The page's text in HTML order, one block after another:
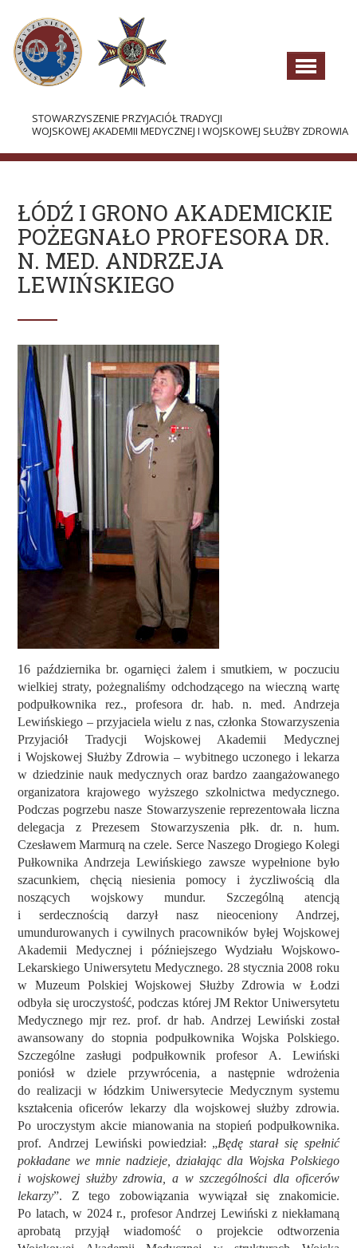
STOWARZYSZENIE PRZYJACIÓŁ TRADYCJI
WOJSKOWEJ AKADEMII MEDYCZNEJ I WOJSKOWEJ SŁUŻBY ZDROWIA
O STOWARZYSZENIU
WŁADZE
DOKUMENTY
PARTNERZY
KONTAKT
ŁÓDŹ I GRONO AKADEMICKIE
POŻEGNAŁO PROFESORA DR.
N. MED. ANDRZEJA
LEWIŃSKIEGO
16 października br.ogarnięci żalem i smutkiem, w poczuciu
wielkiej straty, pożegnaliśmy odchodzącego na wieczną wartę
podpułkownika rez., profesora dr. hab. n. med. Andrzeja
Lewińskiego –przyjaciela wielu z nas,członka Stowarzyszenia
Przyjaciół Tradycji Wojskowej Akademii Medycznej
i Wojskowej Służby Zdrowia – wybitnego uczonego i lekarza
w dziedzinie nauk medycznych oraz bardzo zaangażowanego
organizatora krajowego wyższego szkolnictwa medycznego.
Podczas pogrzebu nasze Stowarzyszenie reprezentowała liczna
delegacja z Prezesem Stowarzyszenia płk. dr. n. hum.
Czesławem Marmurą na czele. Serce Naszego Drogiego Kolegi
Pułkownika Andrzeja Lewińskiego zawsze wypełnione było
szacunkiem, chęcią niesienia pomocy i życzliwością dla
noszących wojskowy mundur. Szczególną atencją
i serdecznością darzył nasz nieoceniony Andrzej,
umundurowanych i cywilnych pracowników byłej Wojskowej
Akademii Medycznej i późniejszego Wydziału Wojskowo-
Lekarskiego Uniwersytetu Medycznego. 28 stycznia 2008 roku
w Muzeum Polskiej Wojskowej Służby Zdrowia w Łodzi
odbyła się uroczystość, podczas której JM Rektor Uniwersytetu
Medycznego mjr rez. prof. dr hab. Andrzej Lewiński został
awansowany do stopnia podpułkownikaWojska Polskiego.
Szczególne zasługi podpułkownik profesor
A. Lewiński
poniósł
w dziele przywrócenia, a następnie wdrożenia
do realizacji w łódzkim Uniwersytecie Medycznym systemu
kształcenia oficerów lekarzy dla wojskowej służby zdrowia.
Po uroczystym akcie mianowania na stopień podpułkownika.
prof. Andrzej Lewiński powiedział: „Będęstarał się spełnić
pokładane we mnie nadzieje, działając dla Wojska Polskiego
i wojskowej służby zdrowia, a w szczególności dla oficerów
lekarzy”.
Z tego zobowiązania wywiązał się znakomicie.
Po latach, w 2024 r., profesor Andrzej Lewiński z niekłamaną
aprobatą przyjął wiadomość o projekcie odtworzenia